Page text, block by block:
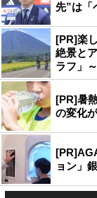
先”は「
[PR]楽
絶景と
ラフ」
[PR]暑
の変化
ョン」